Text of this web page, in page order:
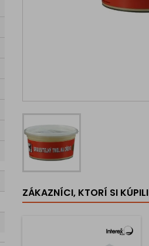
ZÁKAZNÍCI, KTORÍ SI